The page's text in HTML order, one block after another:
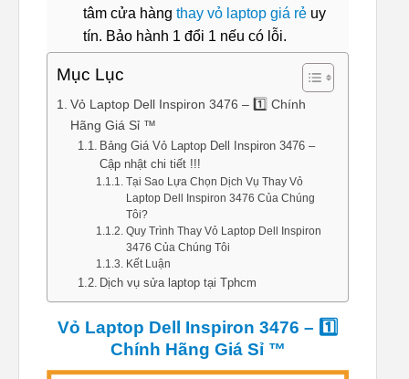
tâm cửa hàng thay vỏ laptop giá rẻ uy
tín. Bảo hành 1 đổi 1 nếu có lỗi.
Mục Lục
Vỏ Laptop Dell Inspiron 3476 – 1️⃣ Chính
Hãng Giá Sỉ ™
Bảng Giá Vỏ Laptop Dell Inspiron 3476 –
Cập nhật chi tiết !!!
Tại Sao Lựa Chọn Dịch Vụ Thay Vỏ
Laptop Dell Inspiron 3476 Của Chúng
Tôi?
Quy Trình Thay Vỏ Laptop Dell Inspiron
3476 Của Chúng Tôi
Kết Luận
Dịch vụ sửa laptop tại Tphcm
Vỏ Laptop Dell Inspiron 3476 – 1️⃣
Chính Hãng Giá Sỉ ™